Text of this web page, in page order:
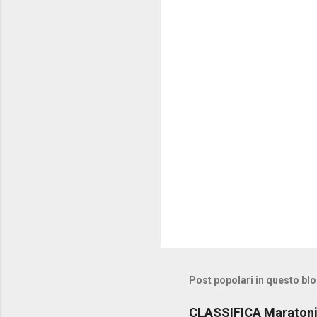
Post popolari in questo
CLASSIFICA